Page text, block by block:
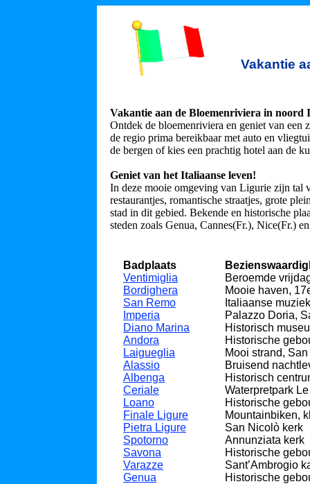
Vakantie
Vakantie aan de Bloemenriviera in noord
Ontdek de bloemenriviera en geniet van een
de regio prima bereikbaar met auto en
de bergen of kies een prachtig hotel aan de
Geniet van het Italiaanse leven!
In deze mooie omgeving van Ligurie zijn tal
restaurantjes, romantische straatjes, grote
stad in dit gebied. Bekende en historische
steden zoals Genua, Cannes(Fr.), Nice(Fr.)
Badplaats
Ventimiglia
Bordighera
San Remo
Imperia
Diano Marina
Andora
Laigueglia
Alassio
Albenga
Ceriale
Loano
Finale Ligure
Pietra Ligure
Spotorno
Savona
Varazze
Genua
Beroemde
Mooie haven,
Italiaanse
Palazzo Doria,
Historisch
Historische
Mooi strand,
Bruisend
Historisch
Waterpretpark
Historische
Mountainbiken,
San Nicolò kerk
Annunziata kerk
Historische
Sant’Ambrogio
Historische